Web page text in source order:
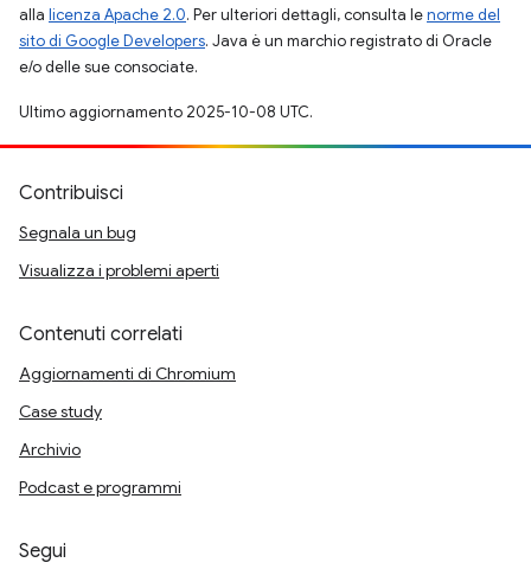
alla licenza Apache 2.0. Per ulteriori dettagli, consulta lenorme del
sito di Google Developers. Java è un marchio registrato di Oracle
e/o delle sue consociate.
Ultimo aggiornamento 2025-10-08 UTC.
Contribuisci
Segnala un bug
Visualizza i problemi aperti
Contenuti correlati
Aggiornamenti di Chromium
Case study
Archivio
Podcast e programmi
Segui